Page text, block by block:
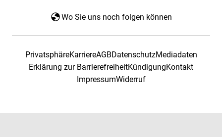
Wo Sie uns noch folgen können
PrivatsphäreKarriereAGBDatenschutzMediadaten
Erklärung zur BarrierefreiheitKündigungKontakt
ImpressumWiderruf